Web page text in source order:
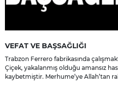
VEFAT VE BAŞSAĞLIĞI
Trabzon Ferrero fabrikasında
Çiçek, yakalanmış olduğu amansız
kaybetmiştir. Merhume’ye Allah’tan